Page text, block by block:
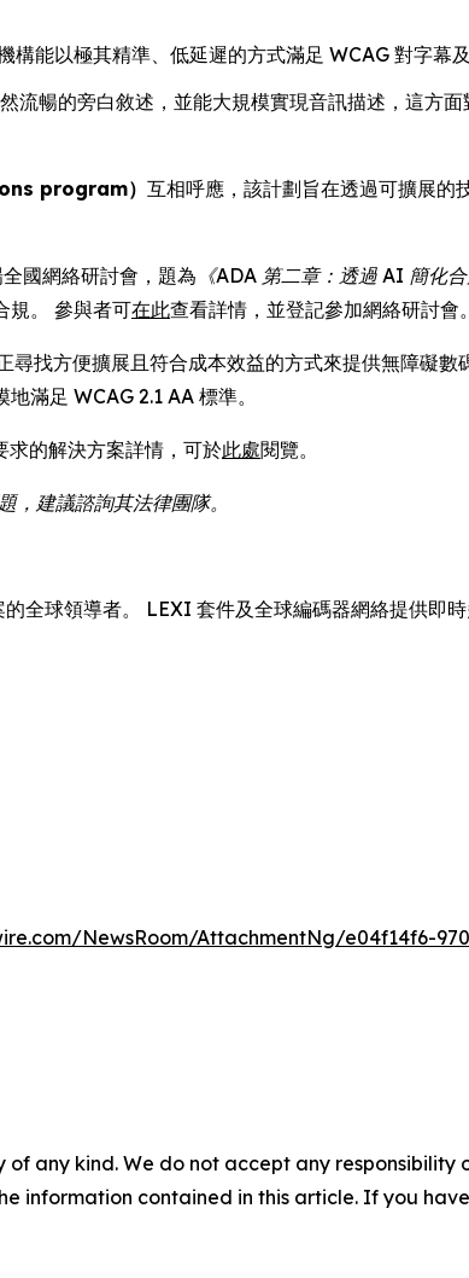
能以極其精準、低延遲的方式滿足 WCAG 對字幕及
流暢的旁白敘述，並能大規模實現音訊描述，這方
program） 互相呼應，該計劃旨在透過可擴展的
國網絡研討會，題為 《ADA 第二章：透過 AI 簡化合
規。 參與者可在此查看詳情，並登記參加網絡研討會。
找方便擴展且符合成本效益的方式來提供無障礙
滿足 WCAG 2.1 AA 標準。
求的解決方案詳情，可於此處閱覽。
建議諮詢其法律團隊。
球領導者。 LEXI 套件及全球編碼器網絡提供即
NewsRoom/AttachmentNg/e04f14f6-
any kind. We do not accept any
information contained in this article. If you